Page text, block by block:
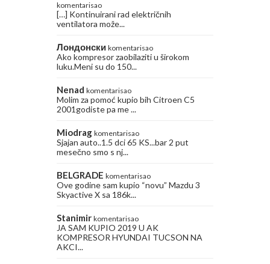
komentarisao
[…] Kontinuirani rad električnih
ventilatora može...
Лондонски komentarisao
Ako kompresor zaobilaziti u širokom
luku.Meni su do 150...
Nenad komentarisao
Molim za pomoć kupio bih Citroen C5
2001godiste pa me ...
Miodrag komentarisao
Sjajan auto..1.5 dci 65 KS...bar 2 put
mesečno smo s nj...
BELGRADE komentarisao
Ove godine sam kupio “novu” Mazdu 3
Skyactive X sa 186k...
Stanimir komentarisao
JA SAM KUPIO 2019 U AK
KOMPRESOR HYUNDAI TUCSON NA
AKCI...